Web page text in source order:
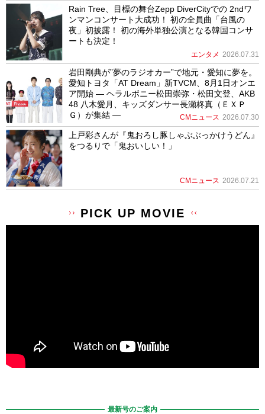
Rain Tree、目標の舞台Zepp DiverCityでの 2ndワ
ンマンコンサート大成功！ 初の全員曲「台風の
夜」初披露！ 初の海外単独公演となる韓国コンサ
ートも決定！
エンタメ 2026.07.31
岩田剛典が”夢のラジオカー”で地元・愛知に夢を。
愛知トヨタ「AT Dream」新TVCM、8月1日オンエ
ア開始 ― ヘラルボニー松田崇弥・松田文登、AKB
48 八木愛月、キッズダンサー長瀬柊真（ＥＸＰ
Ｇ）が集結 ―
CMニュース 2026.07.30
上戸彩さんが『鬼おろし豚しゃぶぶっかけうどん』
をつるりで「鬼おいしい！」
CMニュース 2026.07.21
PICK UP MOVIE
最新号のご案内